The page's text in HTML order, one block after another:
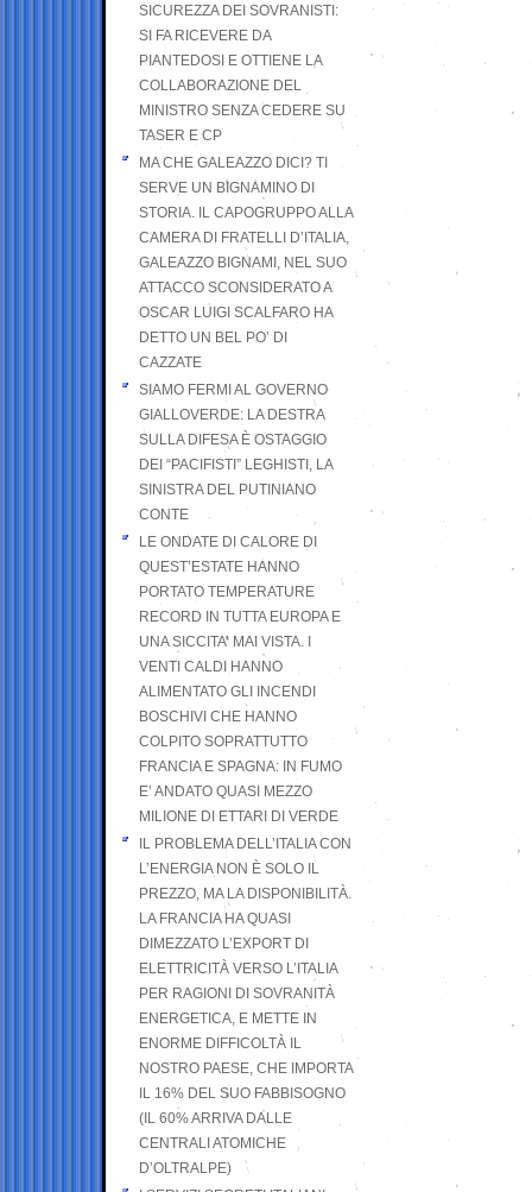
SICUREZZA DEI SOVRANISTI:
SI FA RICEVERE DA
PIANTEDOSI E OTTIENE LA
COLLABORAZIONE DEL
MINISTRO SENZA CEDERE SU
TASER E CP
MA CHE GALEAZZO DICI? TI
SERVE UN BIGNAMINO DI
STORIA. IL CAPOGRUPPO ALLA
CAMERA DI FRATELLI D’ITALIA,
GALEAZZO BIGNAMI, NEL SUO
ATTACCO SCONSIDERATO A
OSCAR LUIGI SCALFARO HA
DETTO UN BEL PO’ DI
CAZZATE
SIAMO FERMI AL GOVERNO
GIALLOVERDE: LA DESTRA
SULLA DIFESA È OSTAGGIO
DEI “PACIFISTI” LEGHISTI, LA
SINISTRA DEL PUTINIANO
CONTE
LE ONDATE DI CALORE DI
QUEST’ESTATE HANNO
PORTATO TEMPERATURE
RECORD IN TUTTA EUROPA E
UNA SICCITA’ MAI VISTA. I
VENTI CALDI HANNO
ALIMENTATO GLI INCENDI
BOSCHIVI CHE HANNO
COLPITO SOPRATTUTTO
FRANCIA E SPAGNA: IN FUMO
E’ ANDATO QUASI MEZZO
MILIONE DI ETTARI DI VERDE
IL PROBLEMA DELL’ITALIA CON
L’ENERGIA NON È SOLO IL
PREZZO, MA LA DISPONIBILITÀ.
LA FRANCIA HA QUASI
DIMEZZATO L’EXPORT DI
ELETTRICITÀ VERSO L’ITALIA
PER RAGIONI DI SOVRANITÀ
ENERGETICA, E METTE IN
ENORME DIFFICOLTÀ IL
NOSTRO PAESE, CHE IMPORTA
IL 16% DEL SUO FABBISOGNO
(IL 60% ARRIVA DALLE
CENTRALI ATOMICHE
D’OLTRALPE)